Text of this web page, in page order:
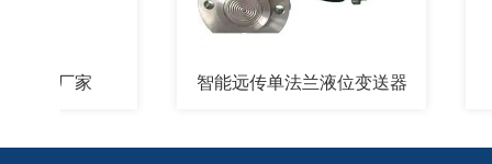
智能远传单法兰液位变送器